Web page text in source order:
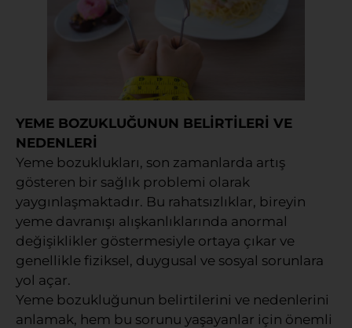
YEME BOZUKLUĞUNUN BELİRTİLERİ VE
NEDENLERİ
Yeme bozuklukları, son zamanlarda artış
gösteren bir sağlık problemi olarak
yaygınlaşmaktadır. Bu rahatsızlıklar, bireyin
yeme davranışı alışkanlıklarında anormal
değişiklikler göstermesiyle ortaya çıkar ve
genellikle fiziksel, duygusal ve sosyal sorunlara
yol açar.
Yeme bozukluğunun belirtilerini ve nedenlerini
anlamak, hem bu sorunu yaşayanlar için önemli